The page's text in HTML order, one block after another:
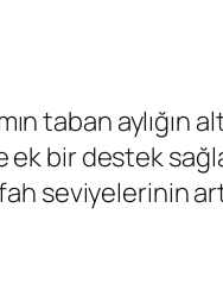
taban aylığın
ek bir destek
seviyelerinin